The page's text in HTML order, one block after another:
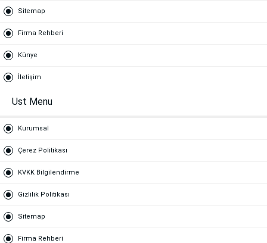
Sitemap
Firma Rehberi
Künye
İletişim
Ust Menu
Kurumsal
Çerez Politikası
KVKK Bilgilendirme
Gizlilik Politikası
Sitemap
Firma Rehberi